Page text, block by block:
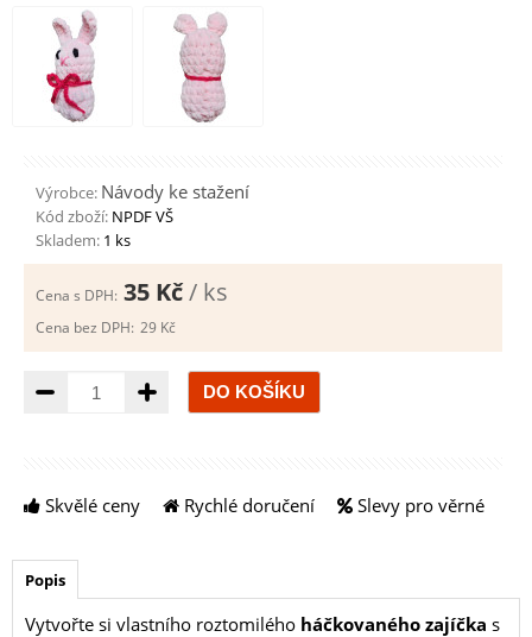
Výrobce: Návody ke stažení
Kód zboží: NPDF VŠ
Skladem: 1 ks
Cena s DPH: 35 Kč/ ks
Cena bez DPH: 29 Kč
Množství
Skvělé ceny Rychlé doručení Slevy pro věrné
Popis
Vytvořte si vlastního roztomilého háčkovaného zajíčka s